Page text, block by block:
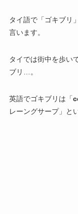
タイ語で「ゴキブリ
言います。
タイでは街中を歩い
ブリ…。
英語でゴキブリは「
レーングサープ」と